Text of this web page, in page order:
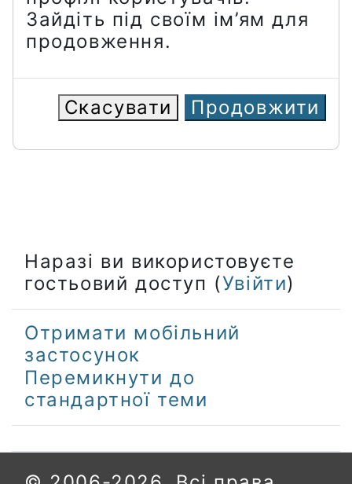
Зайдіть під своїм ім’ям для
продовження.
Скасувати Продовжити
Наразі ви використовуєте
гостьовий доступ (Увійти)
Отримати мобільний
застосунок
Перемикнути до
стандартної теми